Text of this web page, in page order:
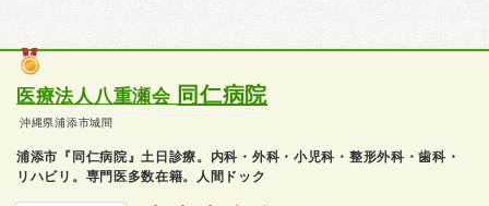
医療法人八重瀬会 同仁病院
沖縄県浦添市城間
浦添市『同仁病院』土日診療。内科・外科・小児科・整形外科・歯科・
リハビリ。専門医多数在籍。人間ドック